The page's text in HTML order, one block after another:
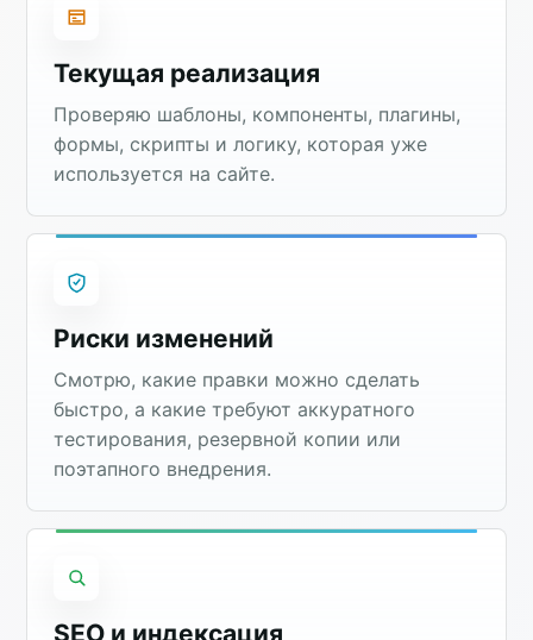
Текущая реализация
Проверяю шаблоны, компоненты, плагины,
формы, скрипты и логику, которая уже
используется на сайте.
Риски изменений
Смотрю, какие правки можно сделать
быстро, а какие требуют аккуратного
тестирования, резервной копии или
поэтапного внедрения.
SEO и индексация